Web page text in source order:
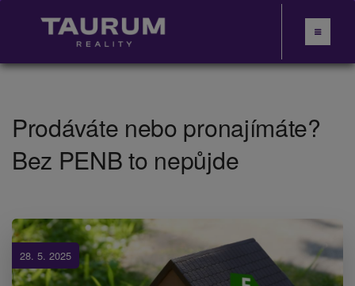
Prodáváte nebo pronajímáte?
Bez PENB to nepůjde
28. 5. 2025